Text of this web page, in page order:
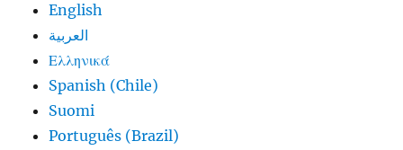
English
العربية
Ελληνικά
Spanish (Chile)
Suomi
Português (Brazil)